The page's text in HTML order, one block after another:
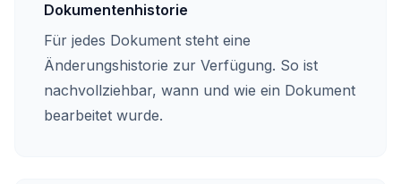
Dokumentenhistorie
Für jedes Dokument steht eine
Änderungshistorie zur Verfügung. So ist
nachvollziehbar, wann und wie ein Dokument
bearbeitet wurde.